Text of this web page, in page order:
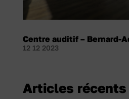
Centre auditif – Bernard-
12 12 2023
Articles récents